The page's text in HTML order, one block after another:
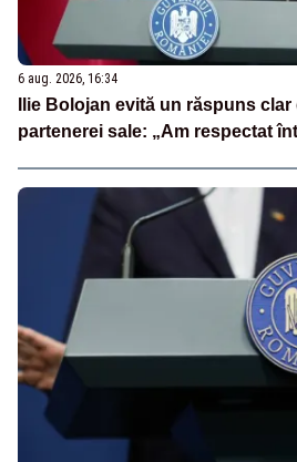
6 aug. 2026, 16:34
Ilie Bolojan evită un răspuns
partenerei sale: „Am respectat